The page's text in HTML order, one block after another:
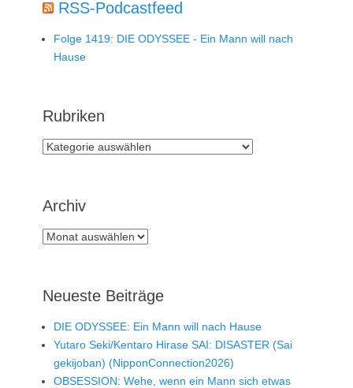
RSS-Podcastfeed
Folge 1419: DIE ODYSSEE - Ein Mann will nach
Hause
Rubriken
Rubriken
Archiv
Archiv
Neueste Beiträge
DIE ODYSSEE: Ein Mann will nach Hause
Yutaro Seki/Kentaro Hirase SAI: DISASTER (Sai
gekijoban) (NipponConnection2026)
OBSESSION: Wehe, wenn ein Mann sich etwas